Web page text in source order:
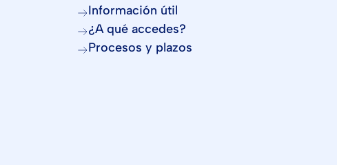
Información útil
¿A qué accedes?
Procesos y plazos